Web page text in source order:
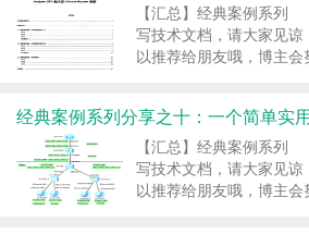
【汇总】经典案例系列
写技术文档，请大家见
以推荐给朋友哦，博主
修改，谢谢大家的支持
路博客，http://
经典案例系列分享之十：一个简单实
【汇总】经典案例系列
写技术文档，请大家见
以推荐给朋友哦，博主